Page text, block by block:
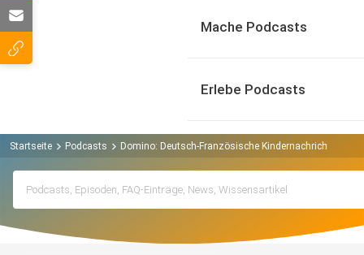
Mache Podcasts
Erlebe Podcasts
Startseite Podcasts Domino: Deutsch-Französische Kindernachrichten